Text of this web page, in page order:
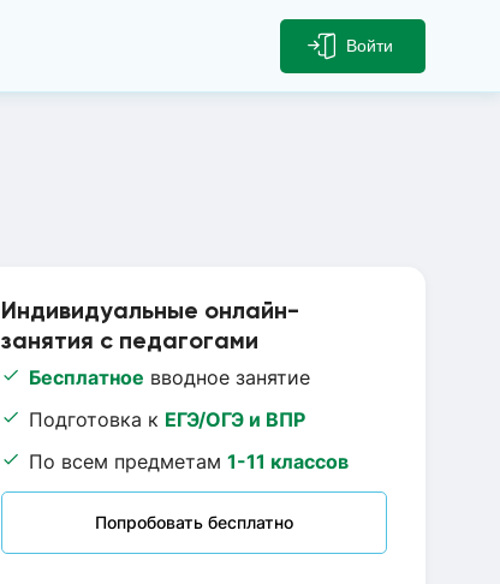
Войти
Индивидуальные онлайн-
занятия с педагогами
Бесплатное вводное занятие
Подготовка к ЕГЭ/ОГЭ и ВПР
По всем предметам 1-11 классов
Попробовать бесплатно